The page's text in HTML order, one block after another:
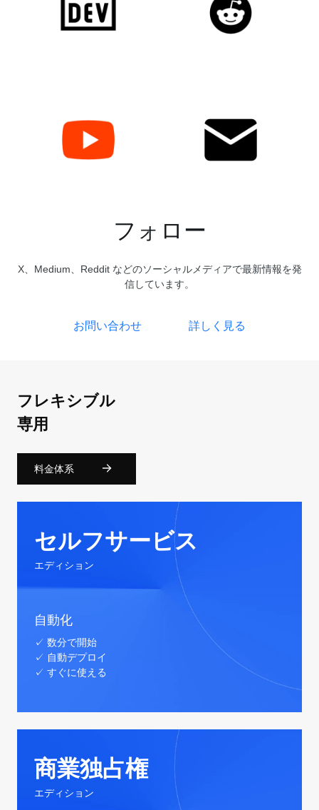
フォロー
X、Medium、Reddit などのソーシャルメディアで最新情報を発
信しています。
お問い合わせ 詳しく見る
フレキシブル
専用
料金体系
セルフサービス
エディション
自動化
✓ 数分で開始
✓ 自動デプロイ
✓ すぐに使える
商業独占権
エディション